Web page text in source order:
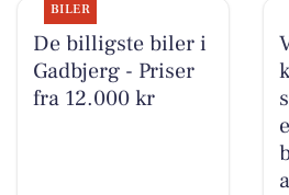
BILER
De billigste biler i
Gadbjerg - Priser
fra 12.000 kr